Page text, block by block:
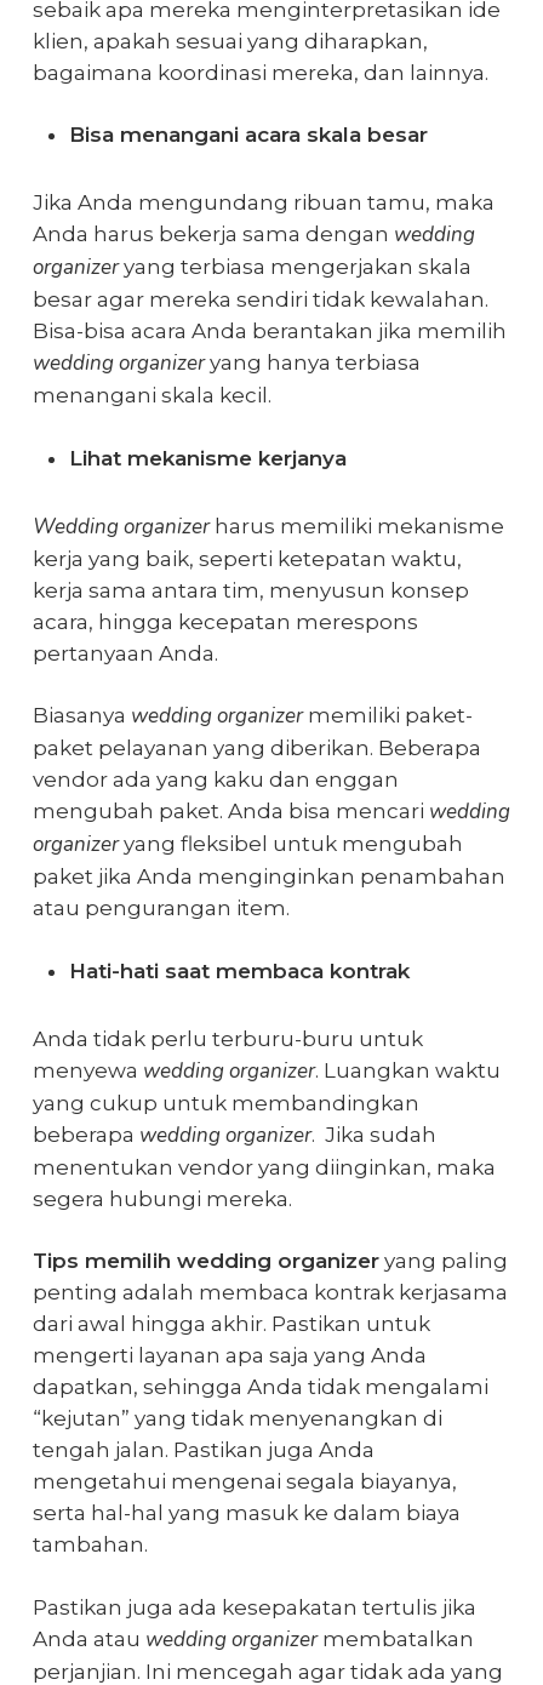
sebaik apa mereka menginterpretasikan ide
klien, apakah sesuai yang diharapkan,
bagaimana koordinasi mereka, dan lainnya.
Bisa menangani acara skala besar
Jika Anda mengundang ribuan tamu, maka
Anda harus bekerja sama dengan wedding
organizeryang terbiasa mengerjakan skala
besar agar mereka sendiri tidak kewalahan.
Bisa-bisa acara Anda berantakan jika memilih
wedding organizeryang hanya terbiasa
menangani skala kecil.
Lihat mekanisme kerjanya
Wedding organizerharus memiliki mekanisme
kerja yang baik, seperti ketepatan waktu,
kerja sama antara tim, menyusun konsep
acara, hingga kecepatan merespons
pertanyaan Anda.
Biasanya wedding organizermemiliki paket-
paket pelayanan yang diberikan. Beberapa
vendor ada yang kaku dan enggan
mengubah paket. Anda bisa mencari wedding
organizeryang fleksibel untuk mengubah
paket jika Anda menginginkan penambahan
atau pengurangan item.
Hati-hati saat membaca kontrak
Anda tidak perlu terburu-buru untuk
menyewa wedding organizer. Luangkan waktu
yang cukup untuk membandingkan
beberapa wedding organizer. Jika sudah
menentukan vendor yang diinginkan, maka
segera hubungi mereka.
Tips memilih wedding organizeryang paling
penting adalah membaca kontrak kerjasama
dari awal hingga akhir. Pastikan untuk
mengerti layanan apa saja yang Anda
dapatkan, sehingga Anda tidak mengalami
“kejutan” yang tidak menyenangkan di
tengah jalan. Pastikan juga Anda
mengetahui mengenai segala biayanya,
serta hal-hal yang masuk ke dalam biaya
tambahan.
Pastikan juga ada kesepakatan tertulis jika
Anda atau wedding organizermembatalkan
perjanjian. Ini mencegah agar tidak ada yang